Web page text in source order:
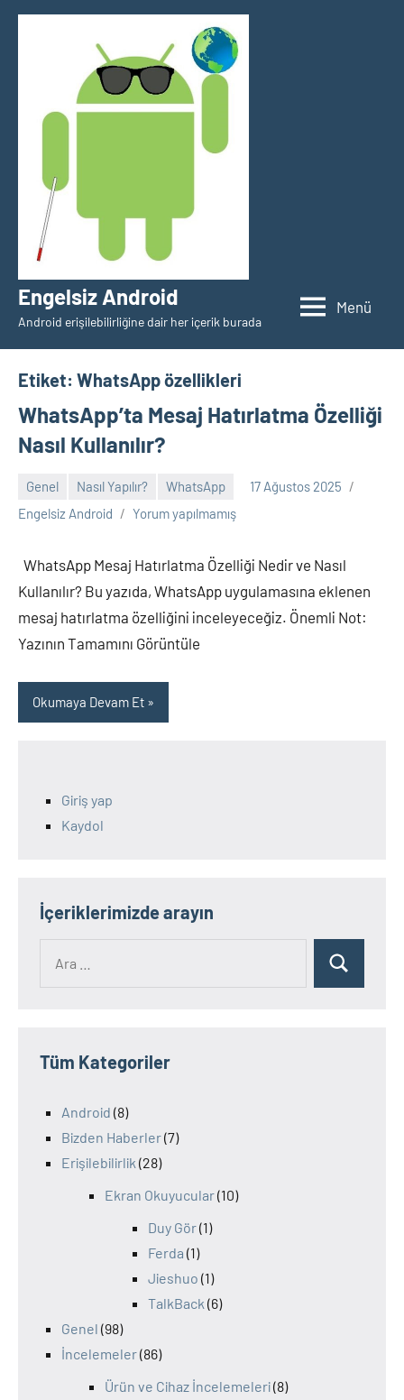
İçeriğe
Engelsiz Android
Android erişilebilirliğine dair her içerik burada
Menü
Etiket: WhatsApp özellikleri
WhatsApp’ta Mesaj Hatırlatma Özelliği
Nasıl Kullanılır?
Genel Nasıl Yapılır? WhatsApp
17 Ağustos 2025
Engelsiz Android
Yorum yapılmamış
WhatsApp Mesaj Hatırlatma Özelliği Nedir ve Nasıl
Kullanılır? Bu yazıda, WhatsApp uygulamasına eklenen
mesaj hatırlatma özelliğini inceleyeceğiz. Önemli Not:
Yazının Tamamını Görüntüle
Okumaya Devam Et
Giriş yap
Kaydol
İçeriklerimizde arayın
Ara
Tüm Kategoriler
Android (8)
Bizden Haberler(7)
Erişilebilirlik (28)
Ekran Okuyucular(10)
Duy Gör(1)
Ferda (1)
Jieshuo (1)
TalkBack (6)
Genel (98)
İncelemeler(86)
Ürün ve Cihaz İncelemeleri(8)